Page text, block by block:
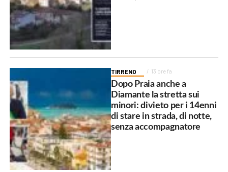
TIRRENO 13 ore fa
Dopo Praia anche a
Diamante la stretta sui
minori: divieto per i 14enni
di stare in strada, di notte,
senza accompagnatore